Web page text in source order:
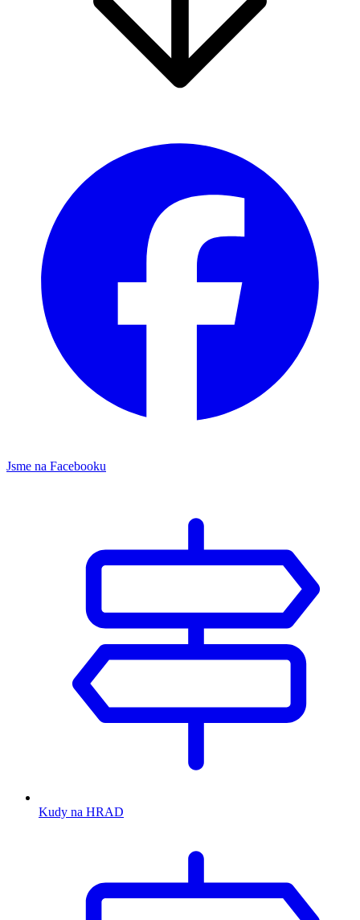
Jsme na Facebooku
Kudy na HRAD